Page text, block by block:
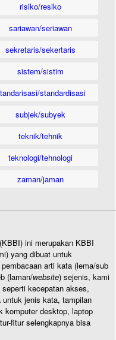
risiko/resiko
sariawan/seriawan
sekretaris/sekertaris
sistem/sistim
standardisasi
subjek/subyek
teknik/tehnik
teknologi/tehnologi
zaman/jaman
ini merupakan KBBI
yang dibuat untuk
arti kata (lema/sub
(laman/website) sejenis, kami
kecepatan akses,
untuk jenis kata, tampilan
komputer desktop, laptop
fitur selengkapnya bisa